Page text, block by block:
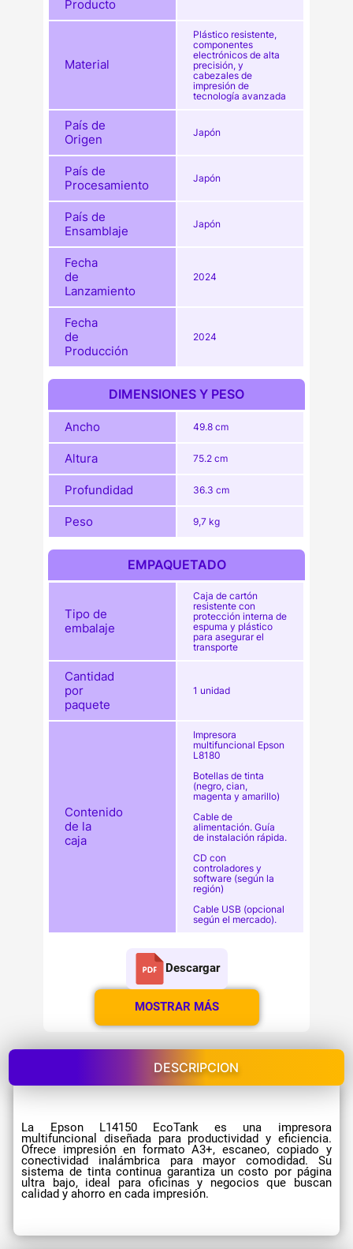
Producto
Material
Plástico resistente,
componentes
electrónicos de alta
precisión, y
cabezales de
impresión de
tecnología avanzada
País de
Origen
Japón
País de
Procesamiento
Japón
País de
Ensamblaje
Japón
Fecha
de
Lanzamiento
2024
Fecha
de
Producción
2024
DIMENSIONES Y PESO
Ancho 49.8 cm
Altura 75.2 cm
Profundidad 36.3 cm
Peso 9,7 kg
EMPAQUETADO
Tipo de
embalaje
Caja de cartón
resistente con
protección interna de
espuma y plástico
para asegurar el
transporte
Cantidad
por
paquete
1 unidad
Contenido
de la
caja
Impresora
multifuncional Epson
L8180
Botellas de tinta
(negro, cian,
magenta y amarillo)
Cable de
alimentación. Guía
de instalación rápida.
CD con
controladores y
software (según la
región)
Cable USB (opcional
según el mercado).
MOSTRAR MÁS
Descargar
DESCRIPCION
La Epson L14150 EcoTank es una impresora
multifuncional diseñada para productividad y eficiencia.
Ofrece impresión en formato A3+, escaneo, copiado y
conectividad inalámbrica para mayor comodidad. Su
sistema de tinta continua garantiza un costo por página
ultra bajo, ideal para oficinas y negocios que buscan
calidad y ahorro en cada impresión.